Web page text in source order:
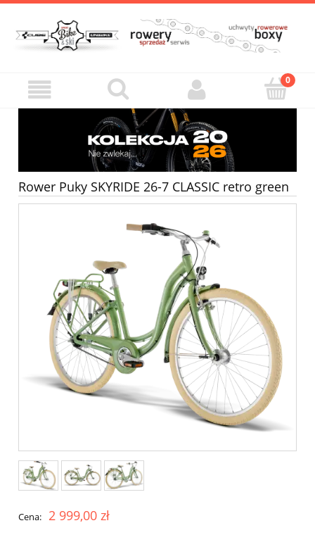
Rower Puky SKYRIDE 26-7 CLASSIC retro green
Cena: 2 999,00 zł